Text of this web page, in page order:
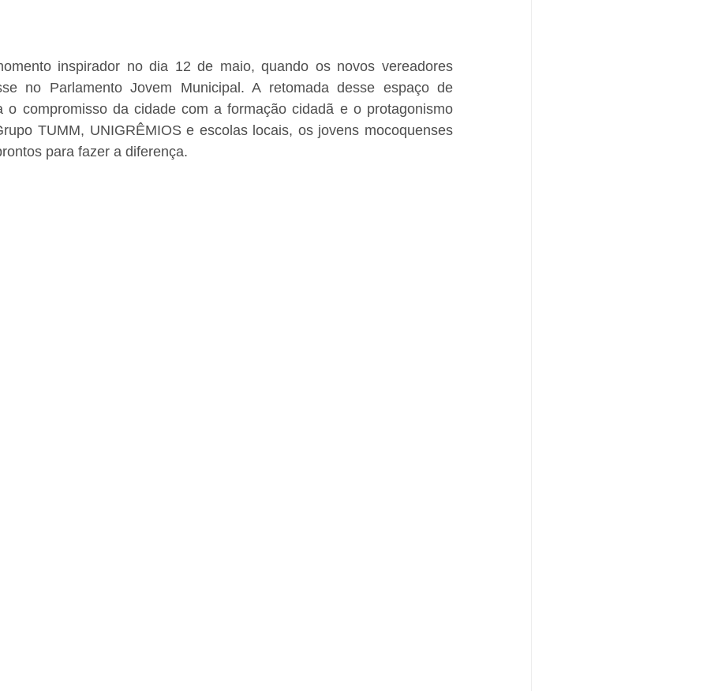
inspirador no dia 12 de maio, quando os novos vereadores
no Parlamento Jovem Municipal. A retomada desse espaço de
o compromisso da cidade com a formação cidadã e o protagonismo
TUMM, UNIGRÊMIOS e escolas locais, os jovens mocoquenses
para fazer a diferença.